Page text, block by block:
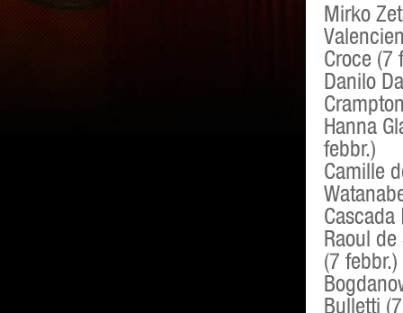
Mirko
Croce (7
Danilo
Hanna
febbr.)
Camille
Raoul
(7 febbr.)
Bulletti